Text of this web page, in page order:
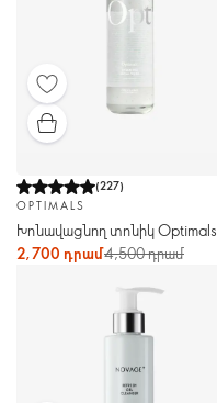
(227)
OPTIMALS
Խոնավացնող տոնիկ Optimals
2,700 դրամ4,500 դրամ